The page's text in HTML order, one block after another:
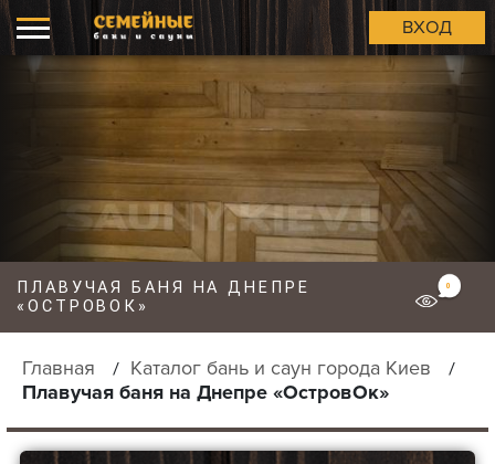
ВХОД
ПЛАВУЧАЯ БАНЯ НА ДНЕПРЕ
«ОСТРОВОК»
0
Главная
Каталог бань и саун города Киев
Плавучая баня на Днепре «ОстровОк»